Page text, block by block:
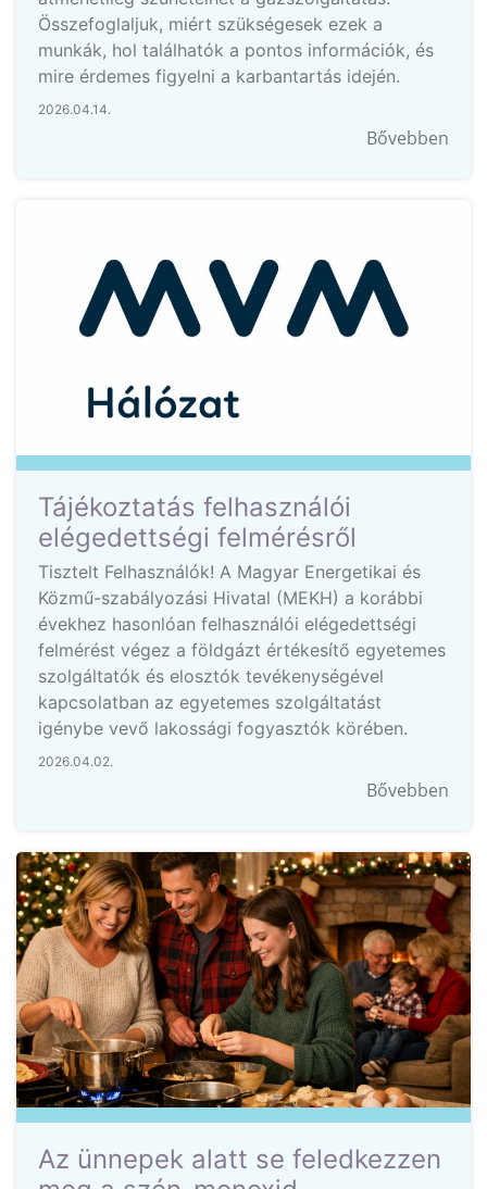
Összefoglaljuk, miért szükségesek ezek a
munkák, hol találhatók a pontos információk, és
mire érdemes figyelni a karbantartás idején.
2026.04.14.
Bővebben
Tájékoztatás felhasználói
elégedettségi felmérésről
Tisztelt Felhasználók! A Magyar Energetikai és
Közmű-szabályozási Hivatal (MEKH) a korábbi
évekhez hasonlóan felhasználói elégedettségi
felmérést végez a földgázt értékesítő egyetemes
szolgáltatók és elosztók tevékenységével
kapcsolatban az egyetemes szolgáltatást
igénybe vevő lakossági fogyasztók körében.
2026.04.02.
Bővebben
Az ünnepek alatt se feledkezzen